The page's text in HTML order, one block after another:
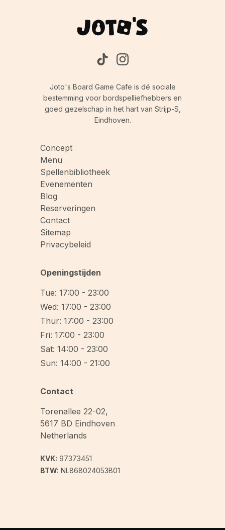
Joto's Board Game Cafe is dé sociale
bestemming voor bordspelliefhebbers en
goed gezelschap in het hart van Strijp-S,
Eindhoven.
Concept
Menu
Spellenbibliotheek
Evenementen
Blog
Reserveringen
Contact
Sitemap
Privacybeleid
Openingstijden
Tue: 17:00 - 23:00
Wed: 17:00 - 23:00
Thur: 17:00 - 23:00
Fri: 17:00 - 23:00
Sat: 14:00 - 23:00
Sun: 14:00 - 21:00
Contact
Torenallee 22-02,
5617 BD Eindhoven
Netherlands
KVK: 97373451
BTW: NL868024053B01